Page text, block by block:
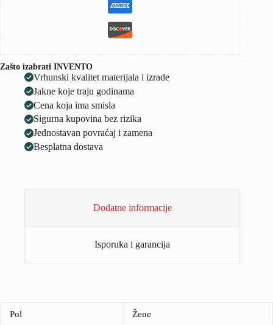
Zašto izabrati INVENTO
Vrhunski kvalitet materijala i izrade
Jakne koje traju godinama
Cena koja ima smisla
Sigurna kupovina bez rizika
Jednostavan povraćaj i zamena
Besplatna dostava
Dodatne informacije
Isporuka i garancija
Pol Žene